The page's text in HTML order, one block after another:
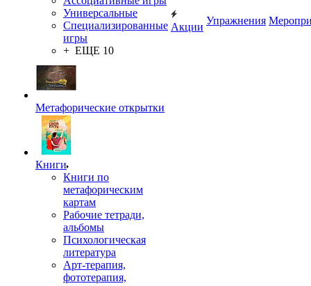
Универсальные
Специализированные
игры
+ ЕЩЕ 10
Метафорические открытки
Книги
Книги по
метафорическим
картам
Рабочие тетради,
альбомы
Психологическая
литература
Арт-терапия,
фототерапия,
Акции
Упражнения